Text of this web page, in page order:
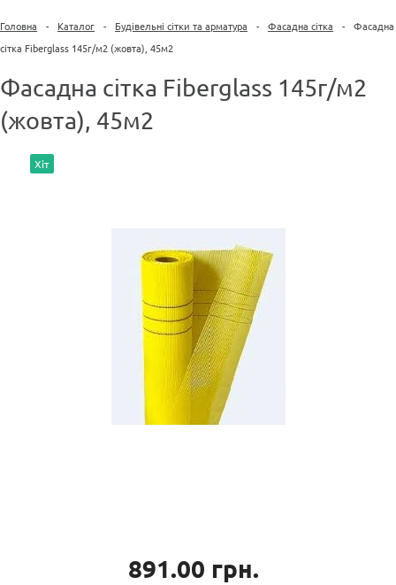
Головна - Каталог - Будівельні сітки та арматура - Фасадна сітка -
Фасадна
сітка Fiberglass 145г/м2 (жовта), 45м2
Фасадна сітка Fiberglass 145г/м2
(жовта), 45м2
Хіт
891.00 грн.